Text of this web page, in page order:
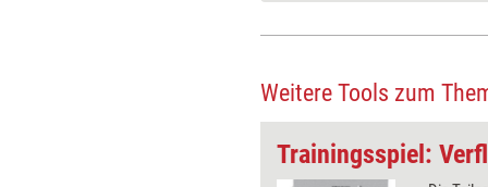
Weitere Tools zum
Trainingsspiel: